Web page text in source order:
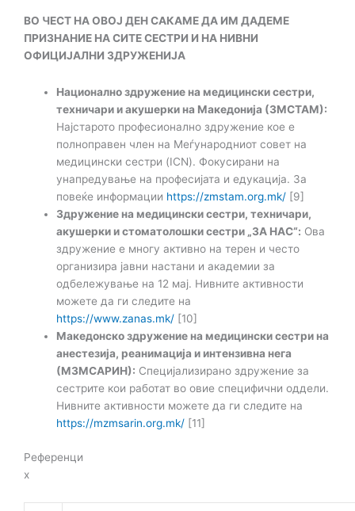
ВО ЧЕСТ НА ОВОЈ ДЕН САКАМЕ ДА ИМ ДАДЕМЕ
ПРИЗНАНИЕ НА СИТЕ СЕСТРИ И НА НИВНИ
ОФИЦИЈАЛНИ ЗДРУЖЕНИЈА
Национално здружение на медицински сестри,
техничари и акушерки на Македонија (ЗМСТАМ):
Најстарото професионално здружение кое е
полноправен член на Меѓународниот совет на
медицински сестри (ICN). Фокусирани на
унапредување на професијата и едукација. За
повеќе информации https://zmstam.org.mk/ [9]
Здружение на медицински сестри, техничари,
акушерки и стоматолошки сестри „ЗА НАС“: Ова
здружение е многу активно на терен и често
организира јавни настани и академии за
одбележување на 12 мај. Нивните активности
можете да ги следите на
https://www.zanas.mk/ [10]
Македонско здружение на медицински сестри на
анестезија, реанимација и интензивна нега
(МЗМСАРИН): Специјализирано здружение за
сестрите кои работат во овие специфични оддели.
Нивните активности можете да ги следите на
https://mzmsarin.org.mk/ [11]
Референци
x